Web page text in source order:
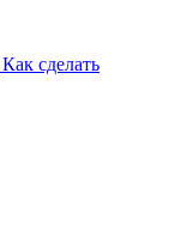
Как сделать